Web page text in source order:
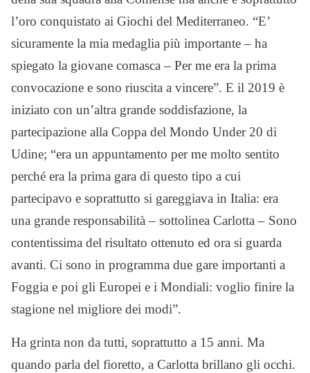
l’oro conquistato ai Giochi del Mediterraneo. “E’
sicuramente la mia medaglia più importante – ha
spiegato la giovane comasca – Per me era la prima
convocazione e sono riuscita a vincere”. E il 2019 è
iniziato con un’altra grande soddisfazione, la
partecipazione alla Coppa del Mondo Under 20 di
Udine; “era un appuntamento per me molto sentito
perché era la prima gara di questo tipo a cui
partecipavo e soprattutto si gareggiava in Italia: era
una grande responsabilità – sottolinea Carlotta – Sono
contentissima del risultato ottenuto ed ora si guarda
avanti. Ci sono in programma due gare importanti a
Foggia e poi gli Europei e i Mondiali: voglio finire la
stagione nel migliore dei modi”.
Ha grinta non da tutti, soprattutto a 15 anni. Ma
quando parla del fioretto, a Carlotta brillano gli occhi.